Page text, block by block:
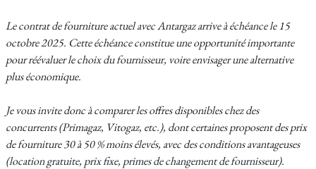
Le contrat de fourniture actuel avec Antargaz arrive à échéance le 15
octobre 2025. Cette échéance constitue une opportunité importante
pour réévaluer le choix du fournisseur, voire envisager une alternative
plus économique.
Je vous invite donc à comparer les offres disponibles chez des
concurrents (Primagaz, Vitogaz, etc.), dont certaines proposent des prix
de fourniture 30 à 50 % moins élevés, avec des conditions avantageuses
(location gratuite, prix fixe, primes de changement de fournisseur).